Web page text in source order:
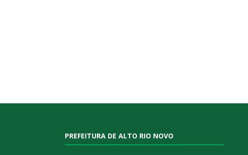
PREFEITURA DE ALTO RIO NOVO